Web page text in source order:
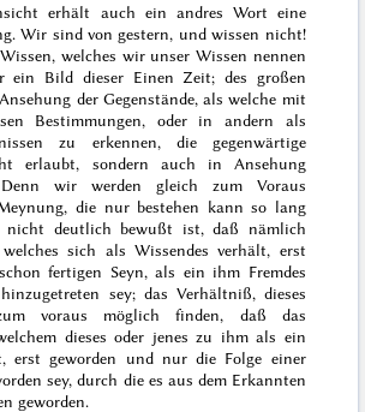
erhält auch ein andres Wort eine
Wir sind von gestern, und wissen nicht!
welches wir unser Wissen nennen
ein Bild dieser Einen Zeit; des großen
der Gegenstände,als welche mit
Bestimmungen, oder in andern als
zu erkennen, die gegenwärtige
erlaubt, sondern auch in Ansehung
wir werden gleich zum Voraus
die nur bestehen kann so lang
nicht deutlich bewußt ist, daß nämlich
welches sich als Wissendes verhält, erst
fertigen Seyn, als ein ihm Fremdes
sey; das Verhältniß, dieses
voraus möglich finden, daß das
dieses oder jenes zu ihm als ein
erst geworden und nurdie Folge einer
sey, durch die es aus dem Erkannten
geworden.